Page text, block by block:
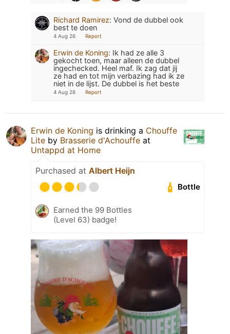
Richard Ramirez: Vond de dubbel ook
best te doen
4 Aug 26 Report
Erwin de Koning: Ik had ze alle 3
gekocht toen, maar alleen de dubbel
ingechecked. Heel maf. Ik zag dat jij
ze had en tot mijn verbazing had ik ze
niet in de lijst. De dubbel is het beste
4 Aug 26 Report
Erwin de Koning is drinking a Chouffe
Lite by Brasserie d'Achouffe at
Untappd at Home
Purchased at Albert Heijn
Bottle
Earned the 99 Bottles
(Level 63) badge!